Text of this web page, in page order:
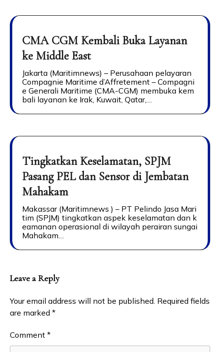
CMA CGM Kembali Buka Layanan
ke Middle East
Jakarta (Maritimnews) – Perusahaan pelayaran
Compagnie Maritime d’Affretement – Compagni
e Generali Maritime (CMA-CGM) membuka kem
bali layanan ke Irak, Kuwait, Qatar,…
Tingkatkan Keselamatan, SPJM
Pasang PEL dan Sensor di Jembatan
Mahakam
Makassar (Maritimnews ) – PT Pelindo Jasa Mari
tim (SPJM) tingkatkan aspek keselamatan dan k
eamanan operasional di wilayah perairan sungai
Mahakam…
Leave a Reply
Your email address will not be published. Required fields
are marked *
Comment *